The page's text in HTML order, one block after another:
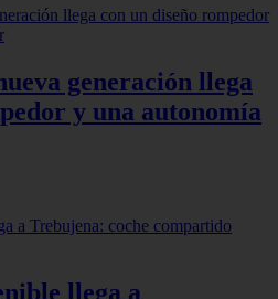
generación llega
y una autonomía
llega a